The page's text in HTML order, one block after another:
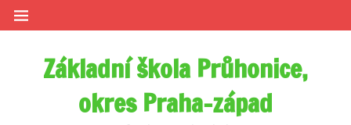
Skip
to
Základní škola Průhonice,
okres Praha-západ